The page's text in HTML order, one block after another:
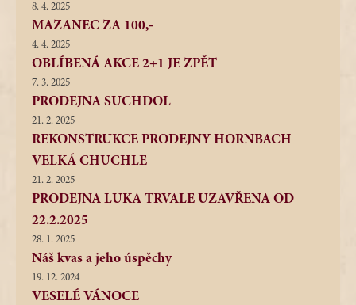
8. 4. 2025
MAZANEC ZA 100,-
4. 4. 2025
OBLÍBENÁ AKCE 2+1 JE ZPĚT
7. 3. 2025
PRODEJNA SUCHDOL
21. 2. 2025
REKONSTRUKCE PRODEJNY HORNBACH
VELKÁ CHUCHLE
21. 2. 2025
PRODEJNA LUKA TRVALE UZAVŘENA OD
22.2.2025
28. 1. 2025
Náš kvas a jeho úspěchy
19. 12. 2024
VESELÉ VÁNOCE